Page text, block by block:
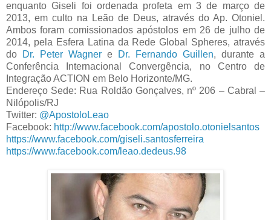
enquanto Giseli foi ordenada profeta em 3 de março de
2013, em culto na Leão de Deus, através do Ap. Otoniel.
Ambos foram comissionados apóstolos em 26 de julho de
2014, pela Esfera Latina da Rede Global Spheres, através
do
Dr. Peter Wagner e Dr. Fernando Guillen, durante a
Conferência Internacional Convergência, no Centro de
Integração ACTION em Belo Horizonte/MG.
Endereço Sede: Rua Roldão Gonçalves, nº 206 – Cabral –
Nilópolis/RJ
Twitter: @ApostoloLeao
Facebook: http://www.facebook.com/apostolo.otonielsantos
https://www.facebook.com/giseli.santosferreira
https://www.facebook.com/leao.dedeus.98